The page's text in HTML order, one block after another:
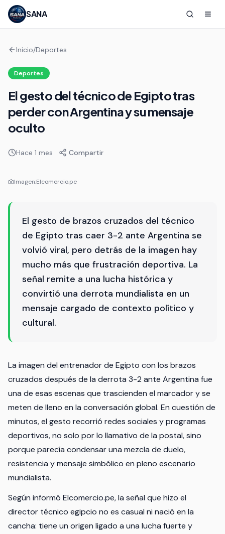
SANA
Inicio/Deportes
Deportes
El gesto del técnico de Egipto tras
perder con Argentina y su mensaje
oculto
Hace 1 mes Compartir
Imagen:Elcomercio.pe
El gesto de brazos cruzados del técnico
de Egipto tras caer 3-2 ante Argentina se
volvió viral, pero detrás de la imagen hay
mucho más que frustración deportiva. La
señal remite a una lucha histórica y
convirtió una derrota mundialista en un
mensaje cargado de contexto político y
cultural.
La imagen del entrenador de Egipto con los brazos
cruzados después de la derrota 3-2 ante Argentina fue
una de esas escenas que trascienden el marcador y se
meten de lleno en la conversación global. En cuestión de
minutos, el gesto recorrió redes sociales y programas
deportivos, no solo por lo llamativo de la postal, sino
porque parecía condensar una mezcla de duelo,
resistencia y mensaje simbólico en pleno escenario
mundialista.
Según informó Elcomercio.pe, la señal que hizo el
director técnico egipcio no es casual ni nació en la
cancha: tiene un origen ligado a una lucha fuerte y